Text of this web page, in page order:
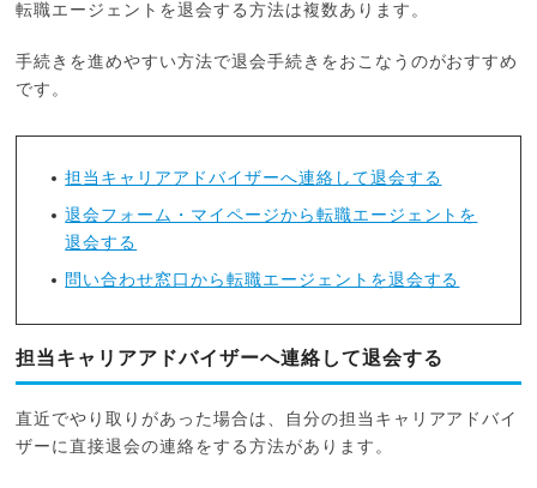
転職エージェントを退会する方法は複数あります。
手続きを進めやすい方法で退会手続きをおこなうのがおすすめ
です。
担当キャリアアドバイザーへ連絡して退会する
退会フォーム・マイページから転職エージェントを
退会する
問い合わせ窓口から転職エージェントを退会する
担当キャリアアドバイザーへ連絡して退会する
直近でやり取りがあった場合は、自分の担当キャリアアドバイ
ザーに直接退会の連絡をする方法があります。